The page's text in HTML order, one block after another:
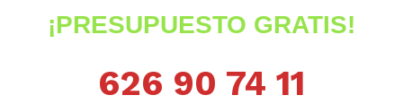
¡PRESUPUESTO GRATIS!
626 90 74 11